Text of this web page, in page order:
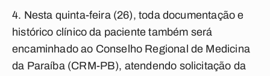
4. Nesta quinta-feira (26), toda documentação e
histórico clínico da paciente também será
encaminhado ao Conselho Regional de Medicina
da Paraíba (CRM-PB), atendendo solicitação da